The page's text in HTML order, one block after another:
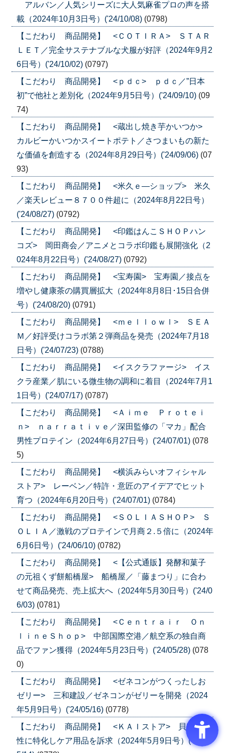
アルバン／人気シリーズに大人気麻雀プロの声を搭
載（2024年10月3日号）('24/10/08) (0798)
【こだわり 商品開発】 <ＣＯＴＩＲＡ> ＳＴＡＲ
ＬＥＴ／完全サステナブルな犬服が好評（2024年9月2
6日号）('24/10/02) (0797)
【こだわり 商品開発】 <ｐｄｃ> ｐｄｃ／”日本
初”で他社と差別化（2024年9月5日号）('24/09/10) (09
74)
【こだわり 商品開発】 <蔵出し焼き芋かいつか>
カルビーかいつかスイートポテト／さつまいもの新た
な価値を創造する（2024年8月29日号）('24/09/06) (07
93)
【こだわり 商品開発】 <米久ｅ―ショップ> 米久
／楽天レビュー８７００件超に（2024年8月22日号）
('24/08/27) (0792)
【こだわり 商品開発】 <印鑑はんこＳＨＯＰハン
コズ> 岡田商会／アニメとコラボ印鑑も展開強化（2
024年8月22日号）('24/08/27) (0792)
【こだわり 商品開発】 <宝寿園> 宝寿園／接点を
増やし健康茶の購買層拡大（2024年8月8日･15日合併
号）('24/08/20) (0791)
【こだわり 商品開発】 <ｍｅｌｌｏｗｌ> ＳＥＡ
Ｍ／好評受けコラボ第２弾商品を発売（2024年7月18
日号）('24/07/23) (0788)
【こだわり 商品開発】 <イスクラファージ> イス
クラ産業／肌にいる微生物の調和に着目（2024年7月1
1日号）('24/07/17) (0787)
【こだわり 商品開発】 <Ａｉｍｅ Ｐｒｏｔｅｉ
ｎ> ｎａｒｒａｔｉｖｅ／深田監修の「マカ」配合
男性プロテイン（2024年6月27日号）('24/07/01) (078
5)
【こだわり 商品開発】 <横浜みらいオフィシャル
ストア> レーベン／特許・意匠のアイデアでヒット
育つ（2024年6月20日号）('24/07/01) (0784)
【こだわり 商品開発】 <ＳＯＬＩＡＳＨＯＰ> Ｓ
ＯＬＩＡ／激戦のプロテインで月商２.５倍に（2024年
6月6日号）('24/06/10) (0782)
【こだわり 商品開発】 <【公式通販】発酵和菓子
の元祖くず餅船橋屋> 船橋屋／「藤まつり」に合わ
せて商品発売、売上拡大へ（2024年5月30日号）('24/0
6/03) (0781)
【こだわり 商品開発】 <Ｃｅｎｔｒａｉｒ Ｏｎ
ｌｉｎｅＳｈｏｐ> 中部国際空港／航空系の独自商
品でファン獲得（2024年5月23日号）('24/05/28) (078
0)
【こだわり 商品開発】 <ゼネコンがつくったしお
ゼリー> 三和建設／ゼネコンがゼリーを開発（2024
年5月9日号）('24/05/16) (0778)
【こだわり 商品開発】 <ＫＡＩストア> 貝印／女
性に特化しケア用品を訴求（2024年5月9日号）('24/0